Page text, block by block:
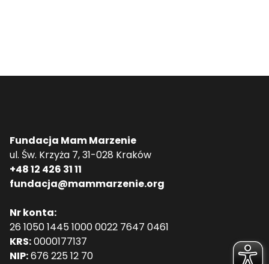
Fundacja Mam Marzenie
ul. Św. Krzyża 7, 31-028 Kraków
+48 12 426 31 11
fundacja@mammarzenie.org
Nr konta:
26 1050 1445 1000 0022 7647 0461
KRS:0000177137
NIP:676 225 12 70